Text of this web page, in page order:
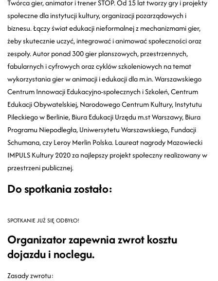
Twórca gier, animator i trener STOP. Od 15 lat tworzy gry i projekty
społeczne dla instytucji kultury, organizacji pozarządowych i
biznesu. Łączy świat edukacji nieformalnej z mechanizmami gier,
żeby skutecznie uczyć, integrować i animować społeczności oraz
zespoły. Autor ponad 300 gier planszowych, przestrzennych,
fabularnych i cyfrowych oraz cyklów szkoleniowych na temat
wykorzystania gier w animacji i edukacji dla m.in. Warszawskiego
Centrum Innowacji Edukacyjno-społecznych i Szkoleń, Centrum
Edukacji Obywatelskiej, Narodowego Centrum Kultury, Instytutu
Pileckiego w Berlinie, Biura Edukacji Urzędu m.st Warszawy, Biura
Programu Niepodległa, Uniwersytetu Warszawskiego, Fundacji
Schumana, czy Leroy Merlin Polska. Laureat nagrody Mazowiecki
IMPULS Kultury 2020 za najlepszy projekt społeczny realizowany w
przestrzeni publicznej.
Do spotkania zostało:
SPOTKANIE JUŻ SIĘ ODBYŁO!
Organizator zapewnia zwrot kosztu
dojazdu i noclegu.
Zasady zwrotu: